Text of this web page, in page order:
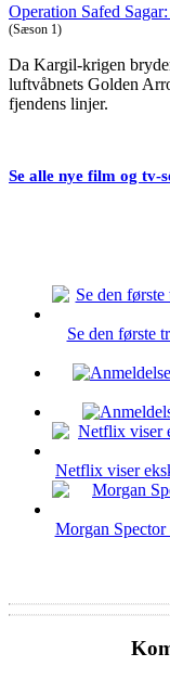
Operation Safed
(Sæson 1)
Da Kargil-krigen
luftvåbnets Golden
fjendens linjer.
Se alle nye film og tv-
Se den første
Netflix viser
Morgan